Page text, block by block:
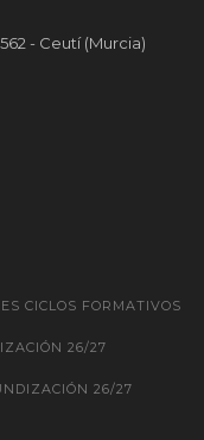
- Ceutí (Murcia)
CICLOS FORMATIVOS
26/27
26/27